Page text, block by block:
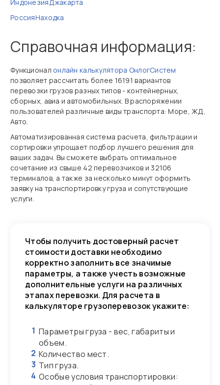
ИндонезияДжакарта
РоссияНаходка
Справочная информация:
Функционал онлайн калькулятора ОнлогСистем
позволяет рассчитать более 16191 вариантов
перевозки грузов разных типов - контейнерных,
сборных, авиа и автомобильных. В распоряжении
пользователей различные виды транспорта: Море, ЖД,
Авто.
Автоматизированная система расчета, фильтрации и
сортировки упрощает подбор лучшего решения для
ваших задач. Вы сможете выбрать оптимальное
сочетание из свыше 42 перевозчиков и 32106
терминалов, а также за несколько минут оформить
заявку на транспортировку груза и сопутствующие
услуги.
Чтобы получить достоверный расчет
стоимости доставки необходимо
корректно заполнить все значимые
параметры, а также учесть возможные
дополнительные услуги на различных
этапах перевозки. Для расчета в
калькуляторе грузоперевозок укажите:
1 Параметры груза - вес, габариты и
объем.
2 Количество мест.
3 Тип груза.
4 Особые условия транспортировки: